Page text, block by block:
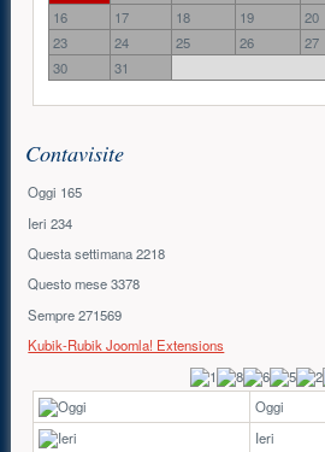
16
17 18 19 20
23
24 25 26 27
30
31
Contavisite
Oggi 165
Ieri234
Questa settimana2218
Questo mese3378
Sempre271569
Kubik-Rubik Joomla! Extensions
Oggi
Ieri